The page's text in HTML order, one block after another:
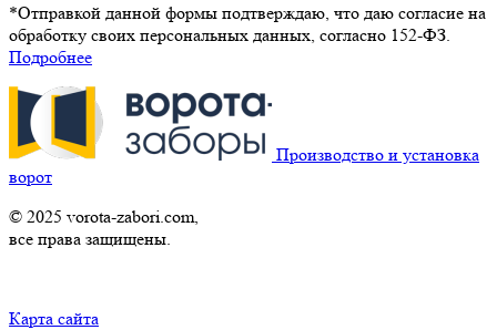
*Отправкой данной формы подтверждаю, что даю согласие на
обработку своих персональных данных, согласно 152-ФЗ.
Подробнее
Производство и установка
ворот
© 2025 vorota-zabori.com,
все права защищены.
Карта сайта